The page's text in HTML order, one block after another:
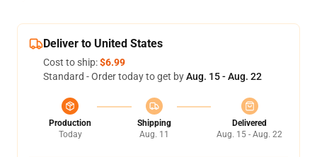
Deliver to United States
Cost to ship:$6.99
Standard - Order today to get byAug. 15 - Aug. 22
Production
Today
Shipping
Aug. 11
Delivered
Aug. 15 - Aug. 22